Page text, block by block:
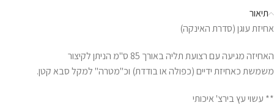
תיאור
אחיזת עוגן (סדרת האינקה)
האחיזה מגיעה עם רצועת תליה באורך 85 ס"מ הניתן לקיצור
משמשת כאחיזת ידיים (כפולה או בודדת) וכ"מטרה" למקל סבא קטן.
** עשוי עץ בירצ' איכותי